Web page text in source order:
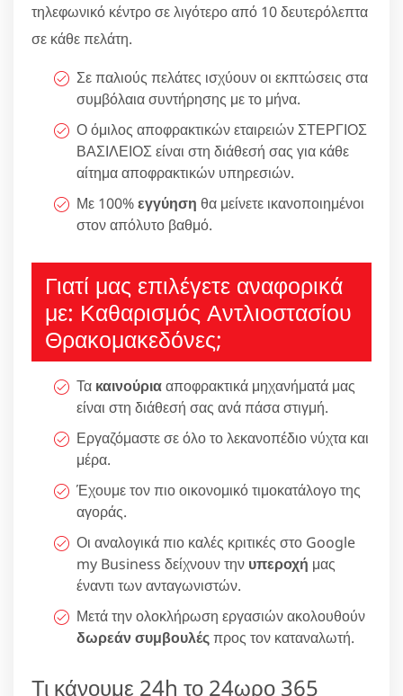
τηλεφωνικό κέντρο σε λιγότερο από 10 δευτερόλεπτα
σε κάθε πελάτη.
Σε παλιούς πελάτες ισχύουν οι εκπτώσεις στα
συμβόλαια συντήρησης με το μήνα.
Ο όμιλος αποφρακτικών εταιρειών ΣΤΕΡΓΙΟΣ
ΒΑΣΙΛΕΙΟΣ είναι στη διάθεσή σας για κάθε
αίτημα αποφρακτικών υπηρεσιών.
Με 100%εγγύηση θα μείνετε ικανοποιημένοι
στον απόλυτο βαθμό.
Γιατί μας επιλέγετε αναφορικά
με: Καθαρισμός Αντλιοστασίου
Θρακομακεδόνες;
Τα καινούριααποφρακτικά μηχανήματά μας
είναι στη διάθεσή σας ανά πάσα στιγμή.
Εργαζόμαστε σε όλο το λεκανοπέδιο νύχτα και
μέρα.
Έχουμε τον πιο οικονομικό τιμοκατάλογο της
αγοράς.
Οι αναλογικά πιο καλές κριτικές στο Google
my Business δείχνουν την υπεροχή μας
έναντι των ανταγωνιστών.
Μετά την ολοκλήρωση εργασιών ακολουθούν
δωρεάν συμβουλέςπρος τον καταναλωτή.
Τι κάνουμε 24h το 24ωρο 365